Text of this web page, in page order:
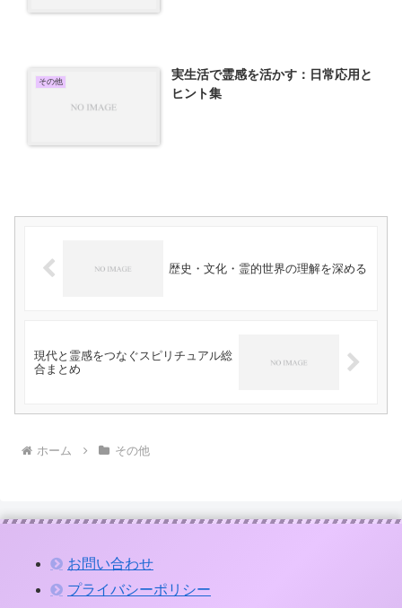
その他
実生活で霊感を活かす：日常応用と
ヒント集
歴史・文化・霊的世界の理解を深める
現代と霊感をつなぐスピリチュアル総
合まとめ
ホーム その他
お問い合わせ
プライバシーポリシー